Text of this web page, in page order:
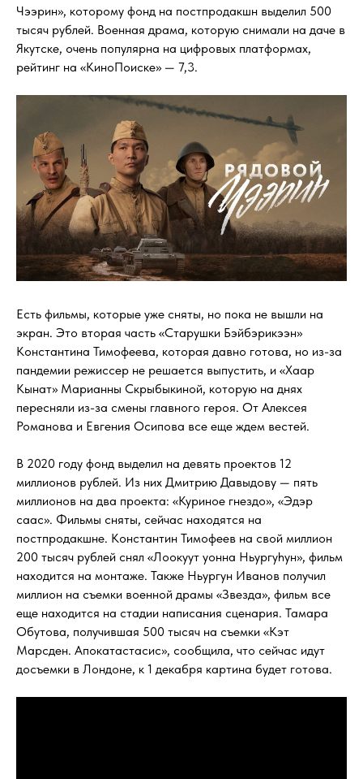
Чээрин», которому фонд на постпродакшн выделил 500
тысяч рублей. Военная драма, которую снимали на даче в
Якутске, очень популярна на цифровых платформах,
рейтинг на «КиноПоиске» — 7,3.
Есть фильмы, которые уже сняты, но пока не вышли на
экран. Это вторая часть «Старушки Бэйбэрикээн»
Константина Тимофеева, которая давно готова, но из-за
пандемии режиссер не решается выпустить, и «Хаар
Кынат» Марианны Скрыбыкиной, которую на днях
пересняли из-за смены главного героя. От Алексея
Романова и Евгения Осипова все еще ждем вестей.
В 2020 году фонд выделил на девять проектов 12
миллионов рублей. Из них Дмитрию Давыдову — пять
миллионов на два проекта: «Куриное гнездо», «Эдэр
саас». Фильмы сняты, сейчас находятся на
постпродакшне. Константин Тимофеев на свой миллион
200 тысяч рублей снял «Лоокуут уонна Ньургуһун», фильм
находится на монтаже. Также Ньургун Иванов получил
миллион на съемки военной драмы «Звезда», фильм все
еще находится на стадии написания сценария. Тамара
Обутова, получившая 500 тысяч на съемки «Кэт
Марсден. Апокатастасис», сообщила, что сейчас идут
досъемки в Лондоне, к 1 декабря картина будет готова.